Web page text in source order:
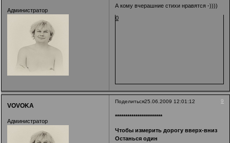
Администратор
А кому вчерашние стихи нравятся -))))
0
Поделиться 9
25.06.2009 12:01:12
VOVOKA
Администратор
***********************
Чтобы измерить дорогу вверх-вниз
Останься один